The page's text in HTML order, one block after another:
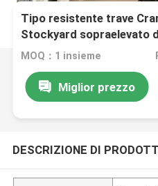
Tipo resistente trave
Stockyard sopraelevato
MOQ：1 insieme
Miglior prezzo
DESCRIZIONE DI